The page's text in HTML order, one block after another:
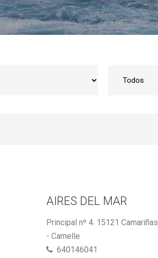
AIRES DEL MAR
Principal nº 4. 15121 Camariñas
- Camelle
640146041